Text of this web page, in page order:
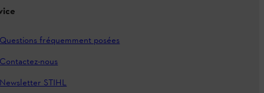
Questions fréquemment posées
Contactez-nous
Newsletter STIHL